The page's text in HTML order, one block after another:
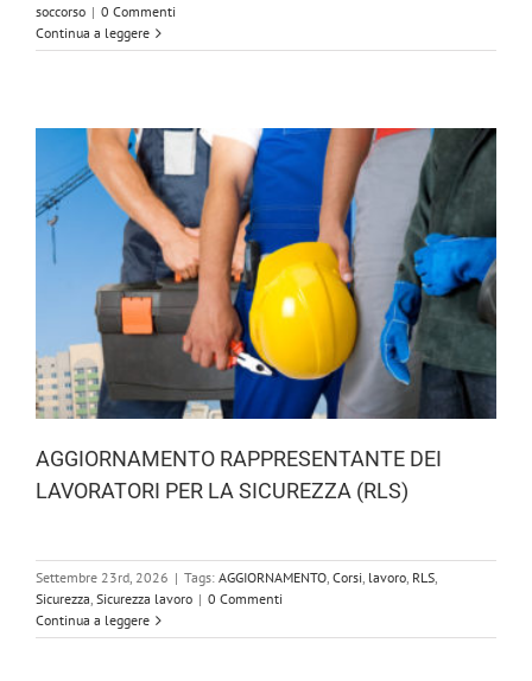
soccorso | 0 Commenti
Continua a leggere
AGGIORNAMENTO RAPPRESENTANTE DEI
LAVORATORI PER LA SICUREZZA (RLS)
Settembre 23rd, 2026 | Tags: AGGIORNAMENTO Corsi lavoro RLS
Sicurezza Sicurezza lavoro | 0 Commenti
Continua a leggere